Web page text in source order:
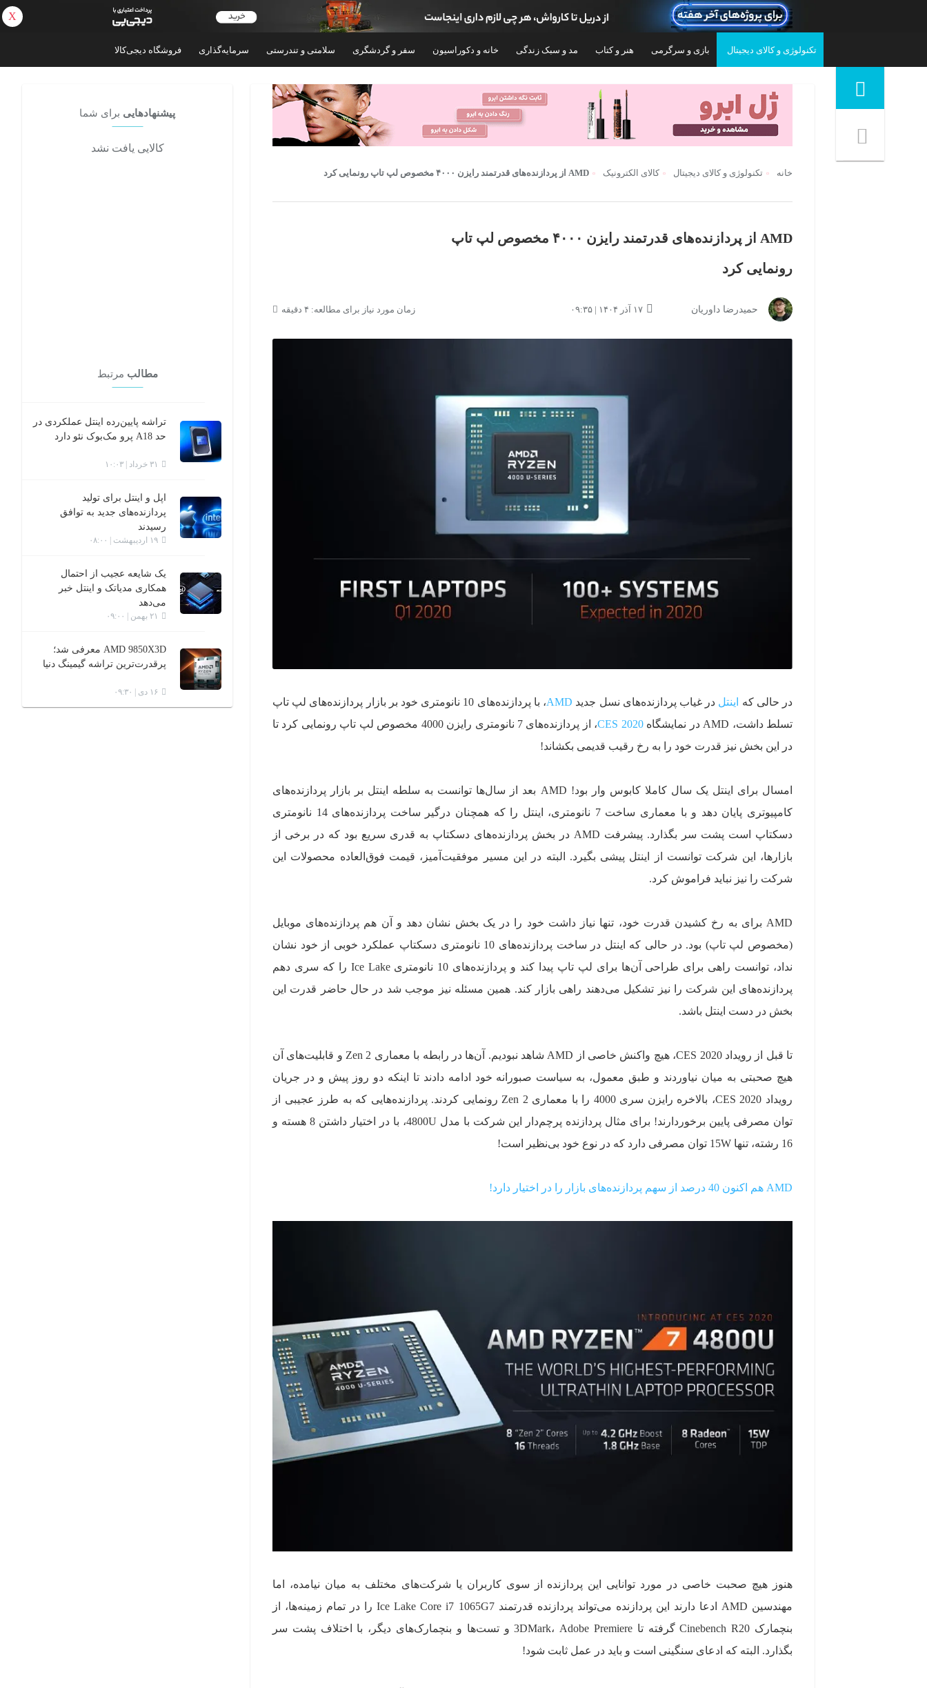
تکنولوژی و کالای دیجیتال بازی و سرگرمی هنر و کتاب مد و سبک زندگی خانه و دکوراسیون سفر و گردشگری سلامتی و تندرستی سرمایه‌گذاری فروشگاه دیجی‌کالا
منوی ناوبری خرده نان
خانه تکنولوژی و کالای دیجیتال کالای الکترونیک AMD از پردازنده‌های قدرتمند رایزن ۴۰۰۰ مخصوص لپ تاپ رونمایی کرد
AMD از پردازنده‌های قدرتمند رایزن ۴۰۰۰ مخصوص لپ تاپ
رونمایی کرد
حمیدرضا داوریان ۱۷ آذر ۱۴۰۴ | ۰۹:۳۵ زمان مورد نیاز برای مطالعه: ۴ دقیقه
در حالی که اینتل در غیاب پردازنده‌های نسل جدید AMD
، با پردازنده‌های 10 نانومتری خود بر بازار پردازنده‌های لپ تاپ
تسلط داشت، AMD در نمایشگاه
CES 2020
، از پردازنده‌های 7 نانومتری رایزن 4000 مخصوص لپ تاپ رونمایی کرد تا
در این بخش نیز قدرت خود را به رخ رقیب قدیمی بکشاند!
امسال برای اینتل یک سال کاملا کابوس‌ وار بود! AMD بعد از سال‌ها توانست به سلطه اینتل بر بازار پردازنده‌های
کامپیوتری پایان دهد و با معماری ساخت 7 نانومتری، اینتل را که همچنان درگیر ساخت پردازنده‌های 14 نانومتری
دسکتاپ است پشت سر بگذارد. پیشرفت AMD در بخش پردازنده‌های دسکتاپ به قدری سریع بود که در برخی از
بازارها، این شرکت توانست از اینتل پیشی بگیرد. البته در این مسیر موفقیت‌آمیز، قیمت فوق‌العاده محصولات این
شرکت را نیز نباید فراموش کرد.
AMD برای به رخ کشیدن قدرت خود، تنها نیاز داشت خود را در یک بخش نشان دهد و آن هم پردازنده‌های موبایل
(مخصوص لپ تاپ) بود. در حالی که اینتل در ساخت پردازنده‌های 10 نانومتری دسکتاپ عملکرد خوبی از خود نشان
نداد، توانست راهی برای طراحی آن‌ها برای لپ تاپ پیدا کند و پردازنده‌های 10 نانومتری Ice Lake را که سری دهم
پردازنده‌های این شرکت را نیز تشکیل می‌دهند راهی بازار کند. همین مسئله نیز موجب شد در حال حاضر قدرت این
بخش در دست اینتل باشد.
تا قبل از رویداد CES 2020، هیچ واکنش خاصی از AMD شاهد نبودیم. آن‌ها در رابطه با معماری Zen 2 و قابلیت‌های آن
هیچ صحبتی به میان نیاوردند و طبق معمول، به سیاست صبورانه خود ادامه دادند تا اینکه دو روز پیش و در جریان
رویداد CES 2020، بالاخره رایزن سری 4000 را با معماری Zen 2 رونمایی کردند. پردازنده‌هایی که به طرز عجیبی از
توان مصرفی پایین برخوردارند! برای مثال پردازنده پرچم‌دار این شرکت با مدل 4800U، با در اختیار داشتن 8 هسته و
16 رشته، تنها 15W توان مصرفی دارد که در نوع خود بی‌نظیر است!
AMD هم اکنون 40 درصد از سهم پردازنده‌های بازار را در اختیار دارد!
هنوز هیچ صحبت خاصی در مورد توانایی این پردازنده از سوی کاربران یا شرکت‌های مختلف به میان نیامده، اما
مهندسین AMD ادعا دارند این پردازنده می‌تواند پردازنده قدرتمند Ice Lake Core i7 1065G7 را در تمام زمینه‌ها، از
بنچمارک Cinebench R20 گرفته تا 3DMark، Adobe Premiere و تست‌ها و بنچمارک‌های دیگر، با اختلاف پشت سر
بگذارد. البته که ادعای سنگینی است و باید در عمل ثابت شود!
پیشنهادهایی برای شما
کالایی یافت نشد
مطالب مرتبط
تراشه پایین‌رده اینتل عملکردی در
حد A18 پرو مک‌بوک نئو دارد
۳۱ خرداد | ۱۰:۰۳
اپل و اینتل برای تولید
پردازنده‌های جدید به توافق
رسیدند
۱۹ اردیبهشت | ۰۸:۰۰
یک شایعه‌ عجیب از احتمال
همکاری مدیاتک و اینتل خبر
می‌دهد
۲۱ بهمن | ۰۹:۰۰
AMD 9850X3D معرفی شد؛
پرقدرت‌ترین تراشه گیمینگ دنیا
۱۶ دی | ۰۹:۳۰
X